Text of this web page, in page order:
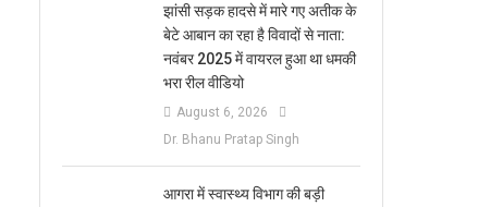
झांसी सड़क हादसे में मारे गए अतीक के
बेटे आबान का रहा है विवादों से नाता:
नवंबर 2025 में वायरल हुआ था धमकी
भरा रील वीडियो
August 6, 2026
Dr. Bhanu Pratap Singh
आगरा में स्वास्थ्य विभाग की बड़ी